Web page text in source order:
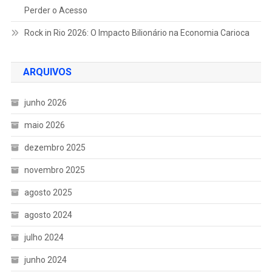
Perder o Acesso
Rock in Rio 2026: O Impacto Bilionário na Economia Carioca
ARQUIVOS
junho 2026
maio 2026
dezembro 2025
novembro 2025
agosto 2025
agosto 2024
julho 2024
junho 2024